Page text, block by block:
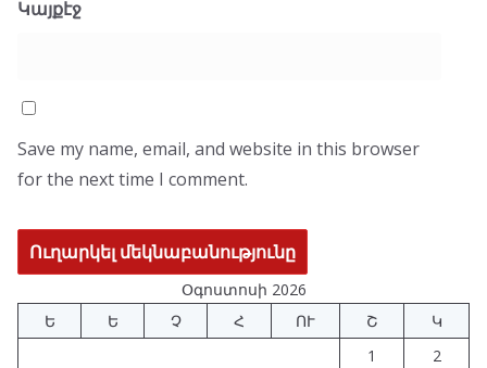
Կայքէջ
Save my name, email, and website in this browser
for the next time I comment.
Օգոստոսի 2026
Ե
Ե Չ Հ ՈՒ Շ
Կ
1
2